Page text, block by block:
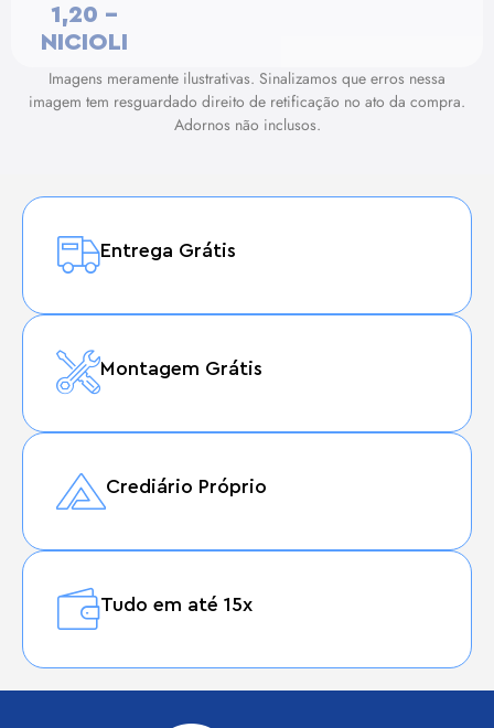
1,20 –
NICIOLI
Imagens meramente ilustrativas. Sinalizamos que erros nessa
imagem tem resguardado direito de retificação no ato da compra.
Adornos não inclusos.
Entrega Grátis
Montagem Grátis
Crediário Próprio
Tudo em até 15x